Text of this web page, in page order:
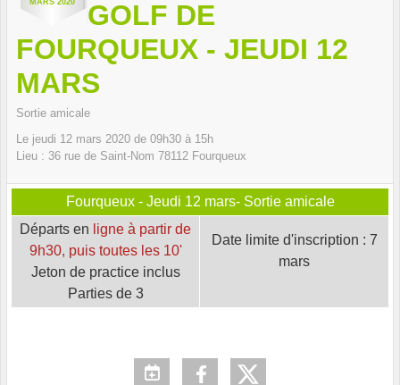
GOLF DE
FOURQUEUX - JEUDI 12
MARS
Sortie amicale
Le jeudi 12 mars 2020 de 09h30 à 15h
Lieu : 36 rue de Saint-Nom 78112 Fourqueux
Fourqueux - Jeudi 12 mars- Sortie amicale
Départs en ligne à partir de
9h30, puis toutes les 10'
Jeton de practice inclus
Parties de 3
Date limite d'inscription : 7
mars